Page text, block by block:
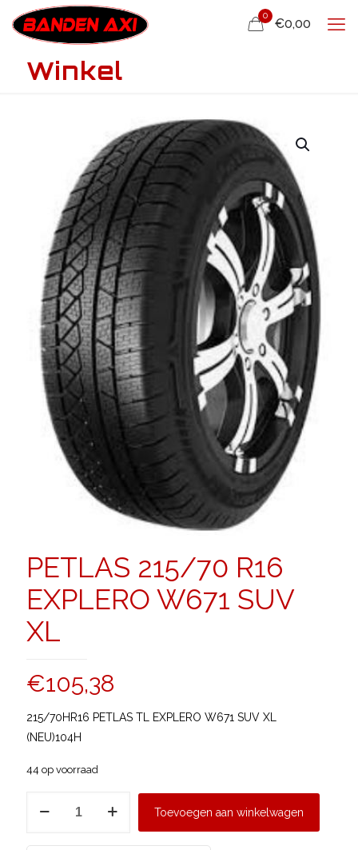
0
€0,00
Winkel
PETLAS 215/70 R16
EXPLERO W671 SUV
XL
€105,38
215/70HR16 PETLAS TL EXPLERO W671 SUV XL
(NEU)104H
44 op voorraad
Toevoegen aan winkelwagen